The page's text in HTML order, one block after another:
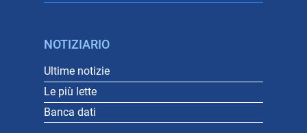
NOTIZIARIO
Ultime notizie
Le più lette
Banca dati